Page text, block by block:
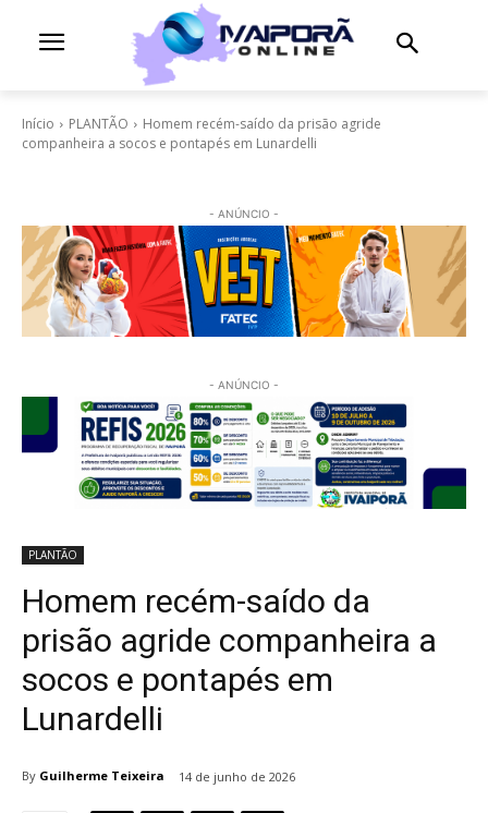
Início PLANTÃO
Homem recém-saído da prisão agride
companheira a socos e pontapés em Lunardelli
- ANÚNCIO -
- ANÚNCIO -
PLANTÃO
Homem recém-saído da
prisão agride companheira a
socos e pontapés em
Lunardelli
By Guilherme Teixeira 14 de junho de 2026